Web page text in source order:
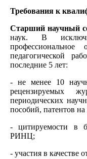
Требования к
Старший научный
наук. В
педагогической
последние 5 лет:
- не менее 10
рецензируемых
периодических
пособий, патентов на
- цитируемости в
РИНЦ;
- участия в качестве